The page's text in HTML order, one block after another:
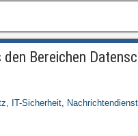
Bereichen
, IT-Sicherheit,